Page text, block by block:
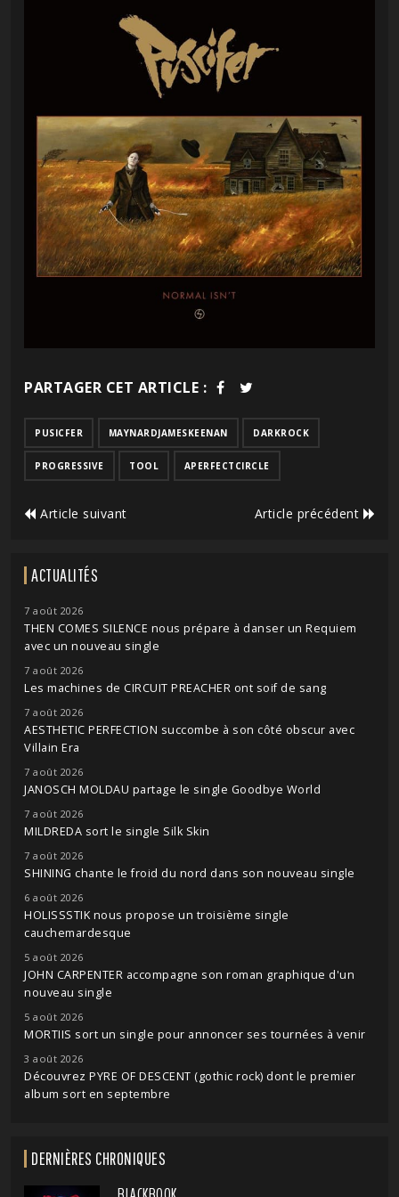
PARTAGER CET ARTICLE :
PUSICFER MAYNARDJAMESKEENAN DARKROCK
PROGRESSIVE TOOL APERFECTCIRCLE
Article suivant Article précédent
ACTUALITÉS
7 août 2026
THEN COMES SILENCE nous prépare à danser un Requiem
avec un nouveau single
7 août 2026
Les machines de CIRCUIT PREACHER ont soif de sang
7 août 2026
AESTHETIC PERFECTION succombe à son côté obscur avec
Villain Era
7 août 2026
JANOSCH MOLDAU partage le single Goodbye World
7 août 2026
MILDREDA sort le single Silk Skin
7 août 2026
SHINING chante le froid du nord dans son nouveau single
6 août 2026
HOLISSSTIK nous propose un troisième single
cauchemardesque
5 août 2026
JOHN CARPENTER accompagne son roman graphique d'un
nouveau single
5 août 2026
MORTIIS sort un single pour annoncer ses tournées à venir
3 août 2026
Découvrez PYRE OF DESCENT (gothic rock) dont le premier
album sort en septembre
DERNIÈRES CHRONIQUES